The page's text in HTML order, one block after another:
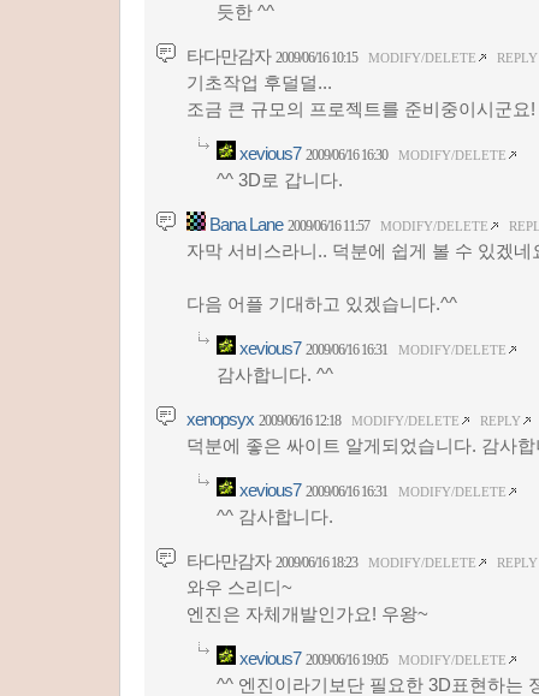
듯한 ^^
타다만감자 2009/06/16 10:15 MODIFY/DELETE REPLY
기초작업 후덜덜...
조금 큰 규모의 프로젝트를 준비중이시군요!
xevious7 2009/06/16 16:30 MODIFY/DELETE
^^ 3D로 갑니다.
Bana Lane 2009/06/16 11:57 MODIFY/DELETE
자막 서비스라니.. 덕분에 쉽게 볼 수 있겠네
다음 어플 기대하고 있겠습니다.^^
xevious7 2009/06/16 16:31 MODIFY/DELETE
감사합니다. ^^
xenopsyx 2009/06/16 12:18 MODIFY/DELETE REPLY
덕분에 좋은 싸이트 알게되었습니다. 감사
xevious7 2009/06/16 16:31 MODIFY/DELETE
^^ 감사합니다.
타다만감자 2009/06/16 18:23 MODIFY/DELETE REPLY
와우 스리디~
엔진은 자체개발인가요! 우왕~
xevious7 2009/06/16 19:05 MODIFY/DELETE
^^ 엔진이라기보단 필요한 3D표현하는